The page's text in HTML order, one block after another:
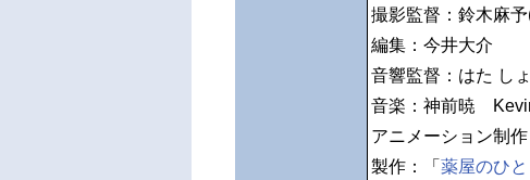
撮影監督：鈴木麻
編集：今井大介
音響監督：はた し
音楽：神前暁
アニメーション制作
製作：「 薬屋のひと